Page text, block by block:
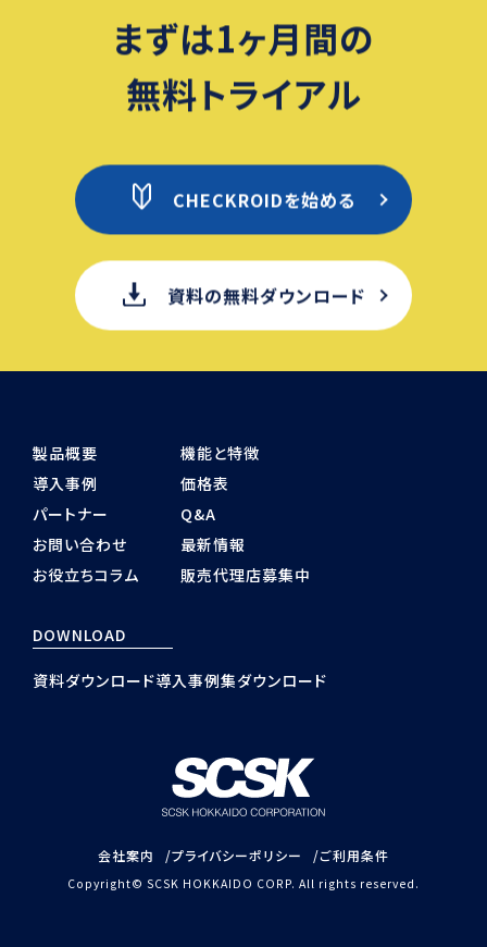
まずは1ヶ月間の
無料トライアル
CHECKROIDを始める
資料の無料ダウンロード
製品概要
機能と特徴
導入事例
価格表
パートナー
Q&A
お問い合わせ
最新情報
お役立ちコラム
販売代理店募集中
DOWNLOAD
資料ダウンロード導入事例集ダウンロード
会社案内 プライバシーポリシー ご利用条件
Copyright© SCSK HOKKAIDO CORP. All rights reserved.